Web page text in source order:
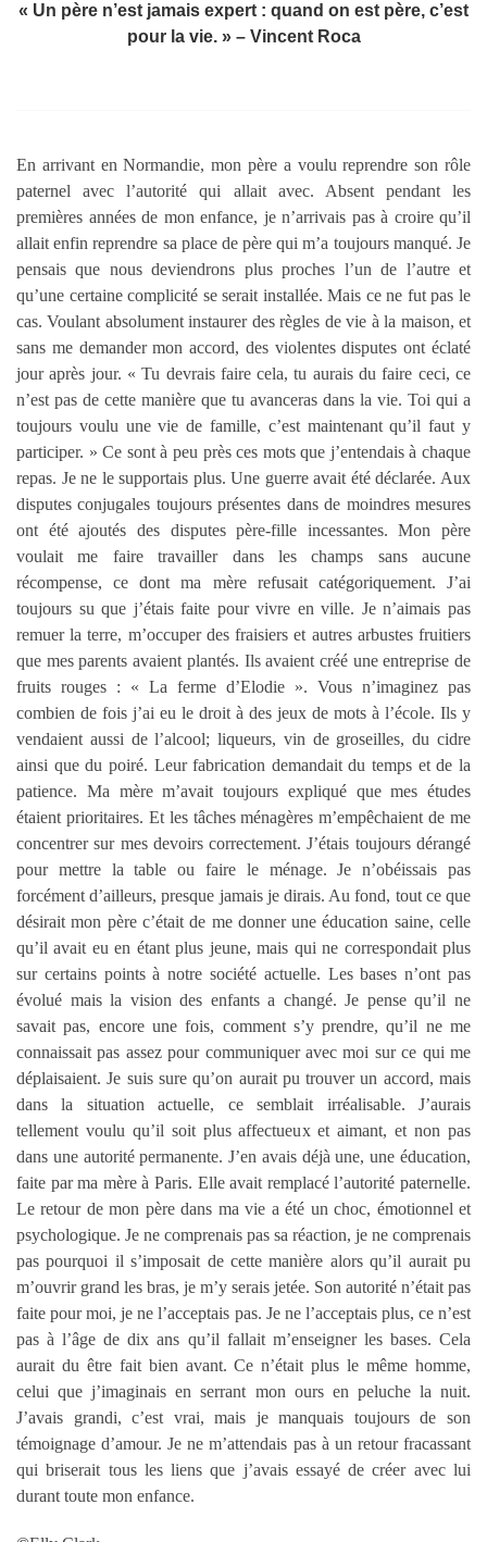
« Un père n’est jamais expert : quand on est père, c’est
pour la vie. » – Vincent Roca
En arrivant en Normandie, mon père a voulu reprendre son rôle
paternel avec l’autorité qui allait avec. Absent pendant les
premières années de mon enfance, je n’arrivais pas à croire qu’il
allait enfin reprendre sa place de père qui m’a toujours manqué. Je
pensais que nous deviendrons plus proches l’un de l’autre et
qu’une certaine complicité se serait installée. Mais ce ne fut pas le
cas. Voulant absolument instaurer des règles de vie à la maison, et
sans me demander mon accord, des violentes disputes ont éclaté
jour après jour. « Tu devrais faire cela, tu aurais du faire ceci, ce
n’est pas de cette manière que tu avanceras dans la vie. Toi qui a
toujours voulu une vie de famille, c’est maintenant qu’il faut y
participer. » Ce sont à peu près ces mots que j’entendais à chaque
repas. Je ne le supportais plus. Une guerre avait été déclarée. Aux
disputes conjugales toujours présentes dans de moindres mesures
ont été ajoutés des disputes père-fille incessantes. Mon père
voulait me faire travailler dans les champs sans aucune
récompense, ce dont ma mère refusait catégoriquement. J’ai
toujours su que j’étais faite pour vivre en ville. Je n’aimais pas
remuer la terre, m’occuper des fraisiers et autres arbustes fruitiers
que mes parents avaient plantés. Ils avaient créé une entreprise de
fruits rouges : « La ferme d’Elodie ». Vous n’imaginez pas
combien de fois j’ai eu le droit à des jeux de mots à l’école. Ils y
vendaient aussi de l’alcool; liqueurs, vin de groseilles, du cidre
ainsi que du poiré. Leur fabrication demandait du temps et de la
patience. Ma mère m’avait toujours expliqué que mes études
étaient prioritaires. Et les tâches ménagères m’empêchaient de me
concentrer sur mes devoirs correctement. J’étais toujours dérangé
pour mettre la table ou faire le ménage. Je n’obéissais pas
forcément d’ailleurs, presque jamais je dirais. Au fond, tout ce que
désirait mon père c’était de me donner une éducation saine, celle
qu’il avait eu en étant plus jeune, mais qui ne correspondait plus
sur certains points à notre société actuelle. Les bases n’ont pas
évolué mais la vision des enfants a changé. Je pense qu’il ne
savait pas, encore une fois, comment s’y prendre, qu’il ne me
connaissait pas assez pour communiquer avec moi sur ce qui me
déplaisaient. Je suis sure qu’on aurait pu trouver un accord, mais
dans la situation actuelle, ce semblait irréalisable. J’aurais
tellement voulu qu’il soit plus affectueux et aimant, et non pas
dans une autorité permanente. J’en avais déjà une, une éducation,
faite par ma mère à Paris. Elle avait remplacé l’autorité paternelle.
Le retour de mon père dans ma vie a été un choc, émotionnel et
psychologique. Je ne comprenais pas sa réaction, je ne comprenais
pas pourquoi il s’imposait de cette manière alors qu’il aurait pu
m’ouvrir grand les bras, je m’y serais jetée. Son autorité n’était pas
faite pour moi, je ne l’acceptais pas. Je ne l’acceptais plus, ce n’est
pas à l’âge de dix ans qu’il fallait m’enseigner les bases. Cela
aurait du être fait bien avant. Ce n’était plus le même homme,
celui que j’imaginais en serrant mon ours en peluche la nuit.
J’avais grandi, c’est vrai, mais je manquais toujours de son
témoignage d’amour. Je ne m’attendais pas à un retour fracassant
qui briserait tous les liens que j’avais essayé de créer avec lui
durant toute mon enfance.